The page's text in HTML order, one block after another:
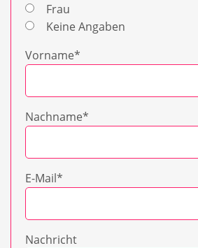
Frau
Keine Angaben
Vorname*
Nachname*
E-Mail*
Nachricht